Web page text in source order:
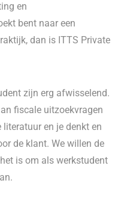
en
bent naar een
dan is ITTS Private
zijn erg afwisselend.
fiscale uitzoekvragen
en je denkt en
de klant. We willen de
is om als werkstudent